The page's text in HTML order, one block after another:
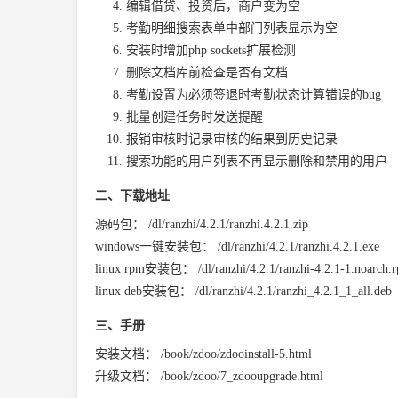
编辑借贷、投资后，商户变为空
考勤明细搜索表单中部门列表显示为空
安装时增加php sockets扩展检测
删除文档库前检查是否有文档
考勤设置为必须签退时考勤状态计算错误的bug
批量创建任务时发送提醒
报销审核时记录审核的结果到历史记录
搜索功能的用户列表不再显示删除和禁用的用户
二、下载地址
源码包： /dl/ranzhi/4.2.1/ranzhi.4.2.1.zip
windows一键安装包： /dl/ranzhi/4.2.1/ranzhi.4.2.1.exe
linux rpm安装包： /dl/ranzhi/4.2.1/ranzhi-4.2.1-
linux deb安装包： /dl/ranzhi/4.2.1/ranzhi_4.2.1_1_all.deb
三、手册
安装文档： /book/zdoo/zdooinstall-5.html
升级文档： /book/zdoo/7_zdooupgrade.html